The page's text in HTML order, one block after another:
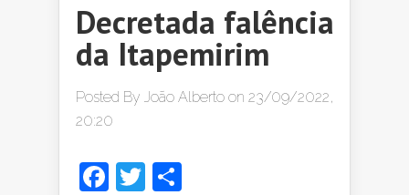
Decretada falência
da Itapemirim
Posted By João Alberto on 23/09/2022,
20:20
Facebook
Twitter